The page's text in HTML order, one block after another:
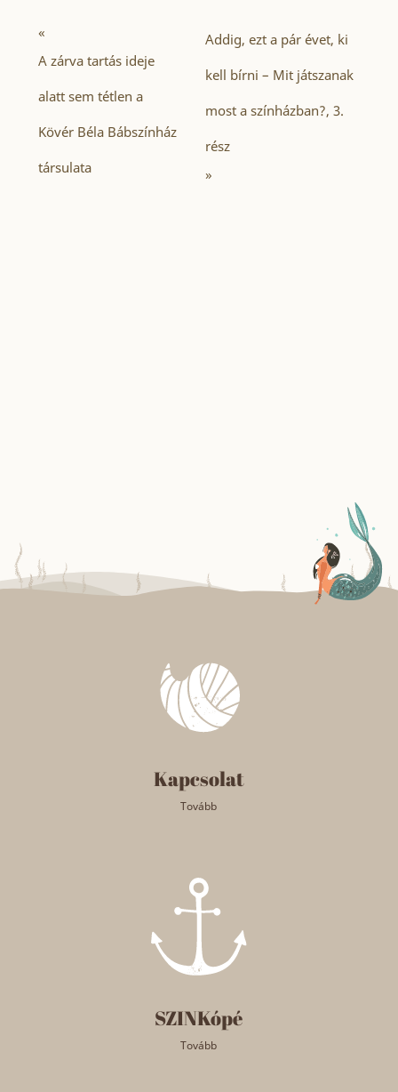
«
A zárva tartás ideje
alatt sem tétlen a
Kövér Béla Bábszínház
társulata
Addig, ezt a pár évet, ki
kell bírni – Mit játszanak
most a színházban?, 3.
rész
»
Kapcsolat
Tovább
SZINKópé
Tovább